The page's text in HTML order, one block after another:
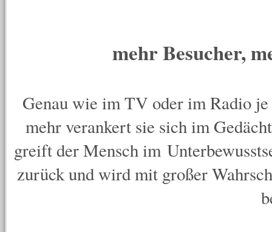
mehr Besucher,
Genau wie im TV oder im Radio
mehr verankert sie sich im
greift der Mensch im
zurück und wird mit großer